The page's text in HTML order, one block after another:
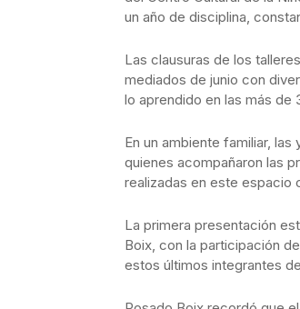
un año de disciplina,
Las clausuras de los
mediados de junio con
lo aprendido en las más
En un ambiente familiar,
quienes acompañaron las
realizadas en este espacio
La primera presentación
Boix, con la participación
estos últimos integrantes